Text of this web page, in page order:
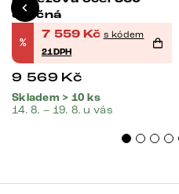
otočná
%
7 559 Kč s kódem
21DPH
9 569 Kč
Skladem > 10 ks
14. 8. – 19. 8. u vás